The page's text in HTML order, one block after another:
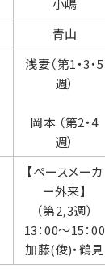
青山
浅妻（第1・3・5
週）
岡本 （第2・4
週）
【ペースメーカ
ー外来】
（第2,3週）
13：00～15：00
加藤(俊)・鶴見